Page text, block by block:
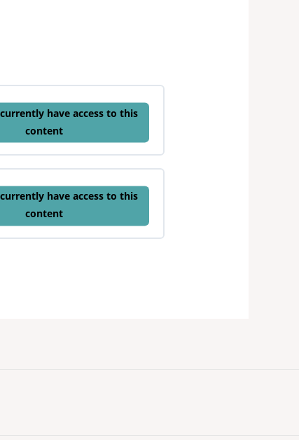
have access to this
content
have access to this
content